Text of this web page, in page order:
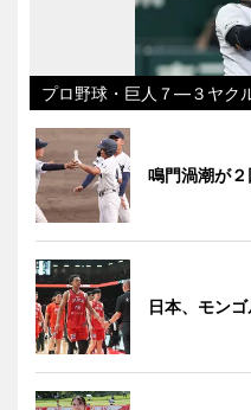
プロ野球・巨人７―３ヤク
鳴門渦潮が
日本、モン